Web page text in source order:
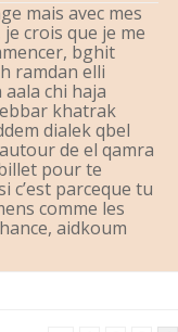
mais avec mes
crois que je me
bghit
ramdan elli
chi haja
khatrak
dialek qbel
de el qamra
pour te
c’est parceque tu
comme les
aidkoum